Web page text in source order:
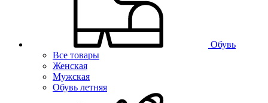
Обувь
Все товары
Женская
Мужская
Обувь летняя